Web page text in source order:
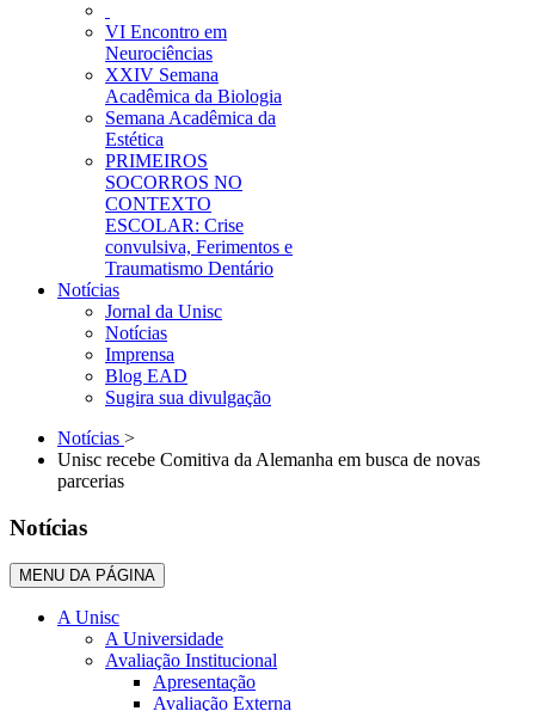
VI Encontro em
Neurociências
XXIV Semana
Acadêmica da Biologia
Semana Acadêmica da
Estética
PRIMEIROS
SOCORROS NO
CONTEXTO
ESCOLAR: Crise
convulsiva, Ferimentos e
Traumatismo Dentário
Notícias
Jornal da Unisc
Notícias
Imprensa
Blog EAD
Sugira sua divulgação
Notícias >
Unisc recebe Comitiva da Alemanha em busca de novas
parcerias
Notícias
MENU DA PÁGINA
A Unisc
A Universidade
Avaliação Institucional
Apresentação
Avaliação Externa